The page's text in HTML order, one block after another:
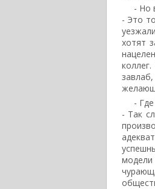
- Но
- Это
хотят
-
- Так
модели